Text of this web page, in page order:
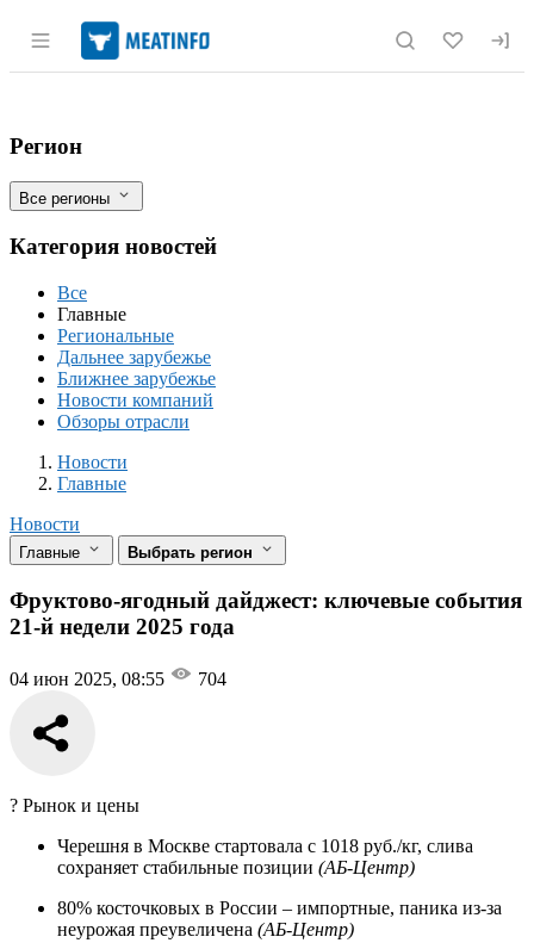
Раздел навигации по сайту
Фруктово-ягодный дайджест:
Фильтры
Регион
Все регионы
Категория новостей
Все
Главные
Региональные
Дальнее зарубежье
Ближнее зарубежье
Новости компаний
Обзоры отрасли
Новости
Разделы
Новости
Главные
Новости
Главные Выбрать регион
Фруктово-ягодный дайджест: ключевые события
21-й недели 2025 года
04 июн 2025, 08:55 704
? Рынок и цены
Черешня в Москве стартовала с 1018 руб./кг, слива
сохраняет стабильные позиции (АБ-Центр)
80% косточковых в России – импортные, паника из-за
неурожая преувеличена (АБ-Центр)